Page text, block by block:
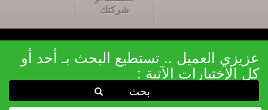
شركتك
عزيزي العميل .. تستطيع البحث بـ أحد أو
كل الإختيارات الآتية :